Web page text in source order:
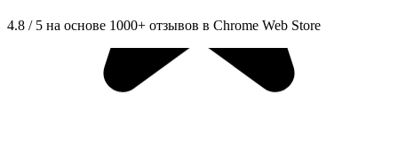
4.8 / 5 на основе 1000+ отзывов в Chrome Web Store